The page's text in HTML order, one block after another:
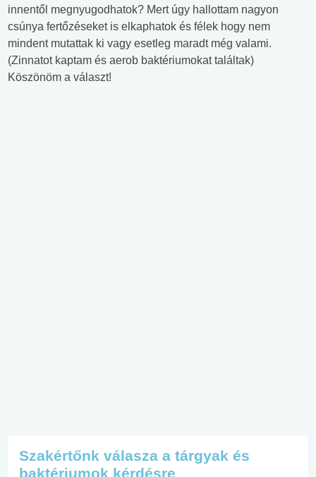
innentől megnyugodhatok? Mert úgy hallottam nagyon
csúnya fertőzéseket is elkaphatok és félek hogy nem
mindent mutattak ki vagy esetleg maradt még valami.
(Zinnatot kaptam és aerob baktériumokat találtak)
Köszönöm a választ!
Szakértőnk válasza a tárgyak és
baktériumok kérdésre